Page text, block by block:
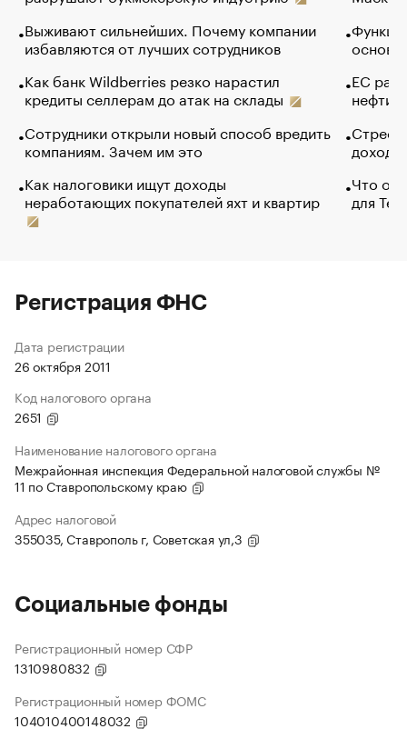
Выживают сильнейших. Почему компании
избавляются от лучших сотрудников
Как банк Wildberries резко нарастил
кредиты селлерам до атак на склады
Сотрудники открыли новый способ вредить
компаниям. Зачем им это
Как налоговики ищут доходы
неработающих покупателей яхт и квартир
основ
ЕС
нефти
Что
для
Регистрация ФНС
Дата регистрации
26 октября 2011
Код налогового органа
2651
Наименование налогового органа
Межрайонная инспекция Федеральной налоговой службы №
11 по Ставропольскому краю
Адрес налоговой
355035, Ставрополь г, Советская ул,3
Социальные фонды
Регистрационный номер СФР
1310980832
Регистрационный номер ФОМС
104010400148032